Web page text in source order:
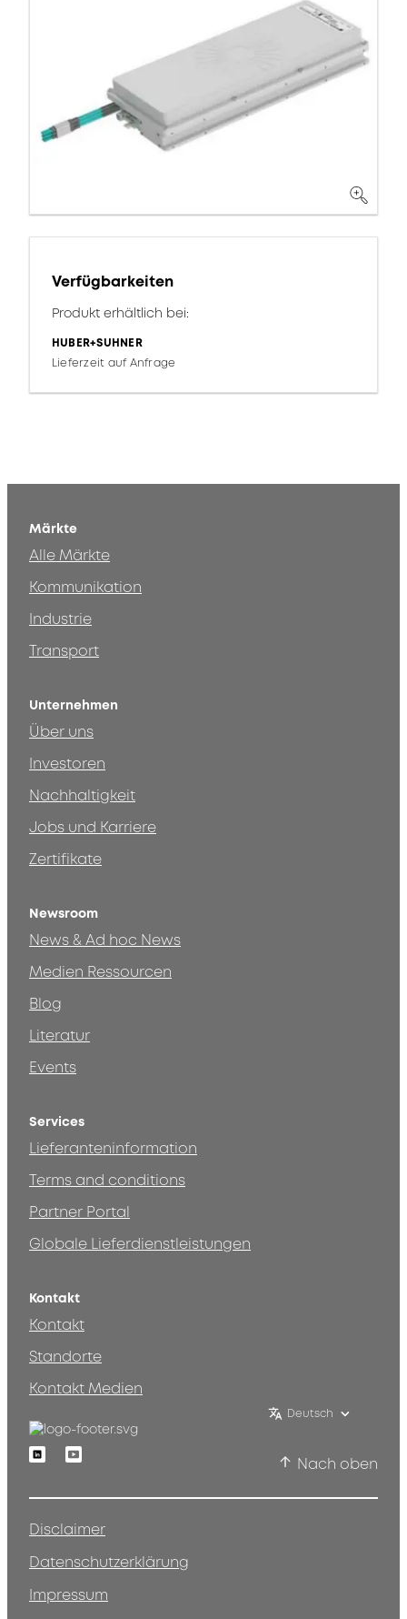
Verfügbarkeiten
Produkt erhältlich bei:
HUBER+SUHNER
Lieferzeit auf Anfrage
Märkte
Alle Märkte
Kommunikation
Industrie
Transport
Unternehmen
Über uns
Investoren
Nachhaltigkeit
Jobs und Karriere
Zertifikate
Newsroom
News & Ad hoc News
Medien Ressourcen
Blog
Literatur
Events
Services
Lieferanteninformation
Terms and conditions
Partner Portal
Globale Lieferdienstleistungen
Kontakt
Kontakt
Standorte
Kontakt Medien
Deutsch
LinkedinYoutube
Nach oben
Disclaimer
Datenschutzerklärung
Impressum